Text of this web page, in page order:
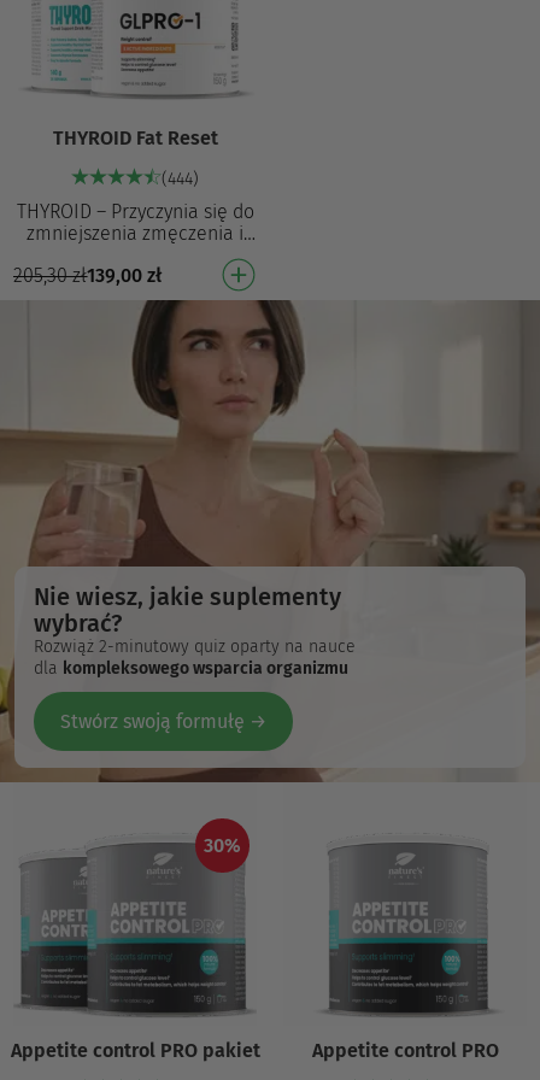
THYROID Fat Reset
(444)
THYROID – Przyczynia się do
zmniejszenia zmęczenia i
znużenia² oraz odgrywa rolę
w funkcjonowaniu tarczycy⁵
Odgrywa rol…
205,30zł139,00zł
Nie wiesz, jakie suplementy
wybrać?
Rozwiąż 2-minutowy quiz oparty na nauce
dla kompleksowego wsparcia organizmu
Stwórz swoją formułę →
30%
Appetite control PRO pakiet Appetite control PRO